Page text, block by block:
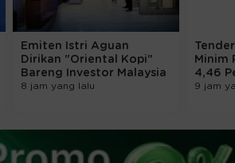
Emiten Istri Aguan
Dirikan "Oriental Kopi"
Bareng Investor Malaysia
8 jam yang lalu
Minim
4,46
9 jam